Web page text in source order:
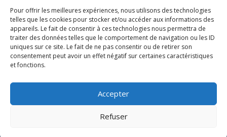
Pour offrir les meilleures expériences, nous utilisons des technologies
telles que les cookies pour stocker et/ou accéder aux informations des
appareils. Le fait de consentir à ces technologies nous permettra de
traiter des données telles que le comportement de navigation ou les ID
uniques sur ce site. Le fait de ne pas consentir ou de retirer son
consentement peut avoir un effet négatif sur certaines caractéristiques
et fonctions.
Accepter
Refuser
Pascal Thévenin, magnétiseur et énergéticien à
Nantes, vous accompagne vers un mieux-être durable
grâce aux soins énergétiques. Que vous souffriez de
douleurs chroniques, de stress, ou de blocages
émotionnels, ses soins naturels et holistiques sont
conçus pour harmoniser votre énergie et restaurer
Informations Légales
Numéro SIRET :51118684300039